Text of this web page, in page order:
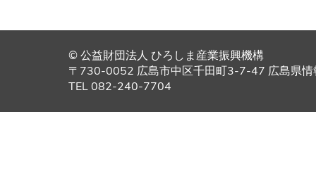
© 公益財団法人 ひろしま産業振興機構
〒730-0052 広島市中区千田町3-7-47 広島県情
TEL 082-240-7704